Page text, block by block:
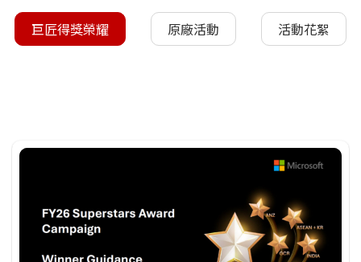
巨匠得獎榮耀 原廠活動 活動花絮